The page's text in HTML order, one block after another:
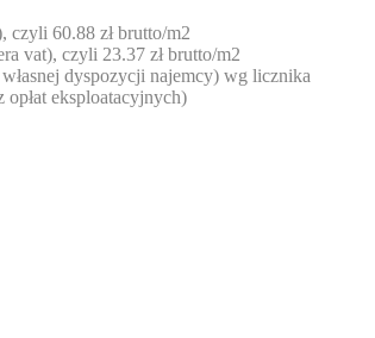
czyli 60.88 zł brutto/m2
vat), czyli 23.37 zł brutto/m2
dyspozycji najemcy) wg licznika
eksploatacyjnych)